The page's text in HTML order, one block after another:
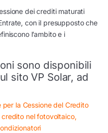
dei crediti maturati
con il presupposto che
l’ambito e i
sono disponibili
sito VP Solar, ad
la Cessione del Credito
nel fotovoltaico,